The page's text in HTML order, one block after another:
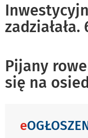
Pijany
się na
e